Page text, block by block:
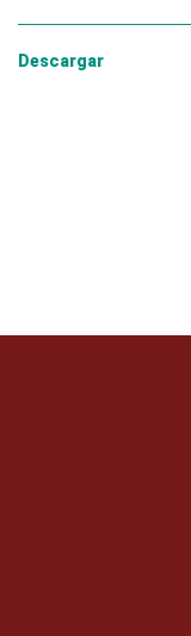
Descargar